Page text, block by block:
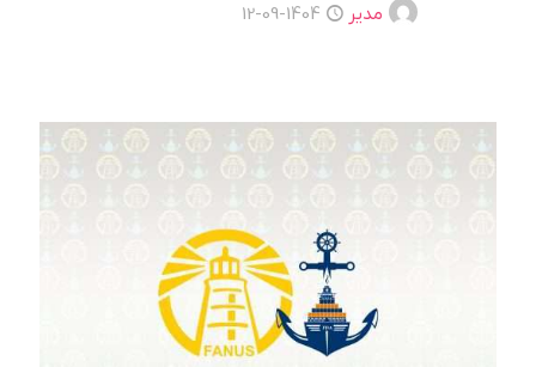
مدیر 1404-09-12